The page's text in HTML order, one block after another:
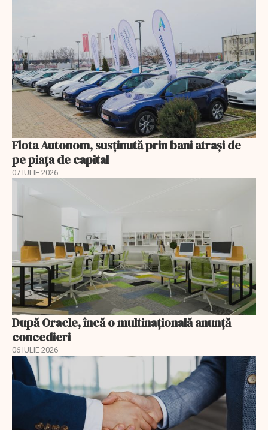
Flota Autonom, susținută prin bani atrași de
pe piața de capital
07 IULIE 2026
După Oracle, încă o multinaţională anunţă
concedieri
06 IULIE 2026